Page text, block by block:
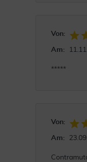
Von:
Am:
*****
Von:
Am: